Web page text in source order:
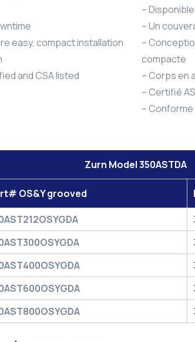
easy, compact installation
and CSA listed
–
– Un
–
compacte
– Corps en
– Certifié
– Conforme
Zurn Model 350ASTDA
OS&Y grooved